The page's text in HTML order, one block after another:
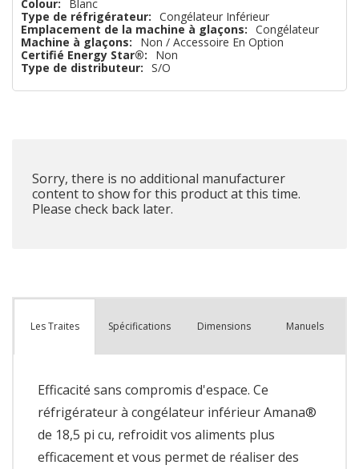
Colour:
Blanc
Type de réfrigérateur: Congélateur Inférieur
Emplacement de la machine à glaçons: Congélateur
Machine à glaçons:
Non / Accessoire En Option
Certifié Energy Star®:
Non
Type de distributeur: S/O
Sorry, there is no additional manufacturer
content to show for this product at this time.
Please check back later.
Les Traites Spécifications Dimensions Manuels
Efficacité sans compromis d'espace. Ce
réfrigérateur à congélateur inférieur Amana®
de 18,5 pi cu, refroidit vos aliments plus
efficacement et vous permet de réaliser des